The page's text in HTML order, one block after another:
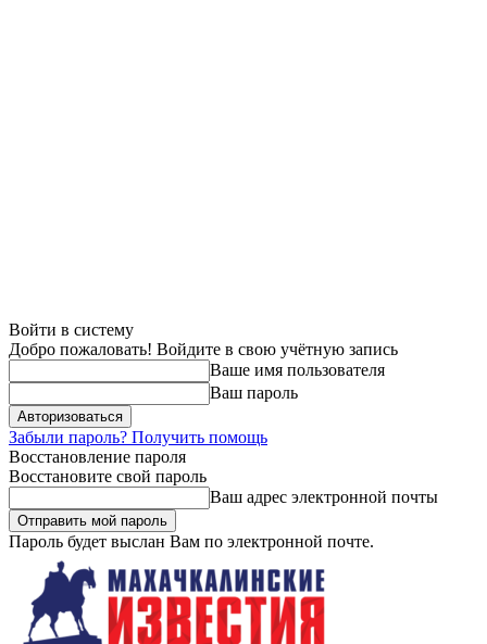
Войти в систему
Добро пожаловать! Войдите в свою учётную запись
Ваше имя пользователя
Ваш пароль
Забыли пароль? Получить помощь
Восстановление пароля
Восстановите свой пароль
Ваш адрес электронной почты
Пароль будет выслан Вам по электронной почте.